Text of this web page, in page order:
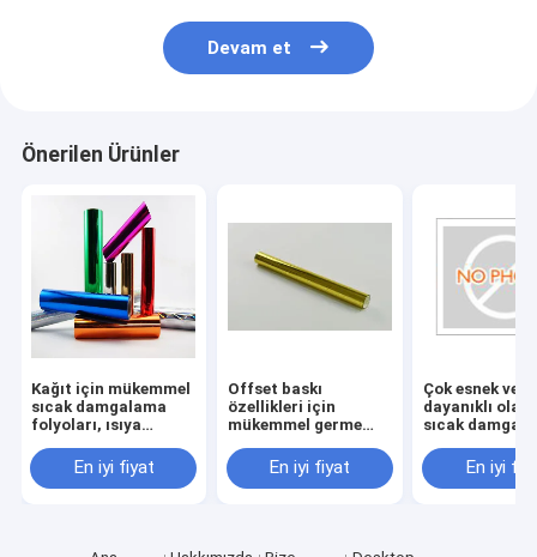
Devam et
Önerilen Ürünler
Kağıt için mükemmel
sıcak damgalama
folyoları, ısıya
dayanıklılığı için
En iyi fiyat
Offset baskı
özellikleri için
mükemmel germe
damgalama folyoları
En iyi fiyat
Çok esnek ve
dayanıklı olan
sıcak
En iyi